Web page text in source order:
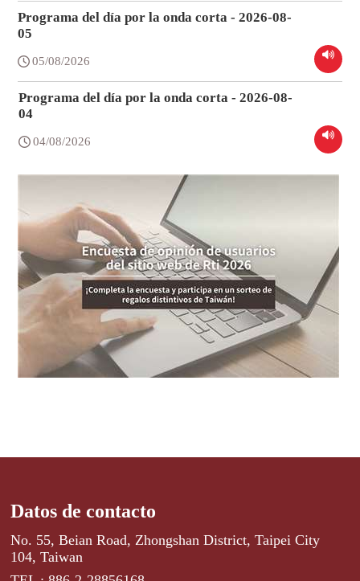
Programa del día por la onda corta - 2026-08-
05
05/08/2026
Programa del día por la onda corta - 2026-08-
04
04/08/2026
Datos de contacto
No. 55, Beian Road, Zhongshan District, Taipei City
104, Taiwan